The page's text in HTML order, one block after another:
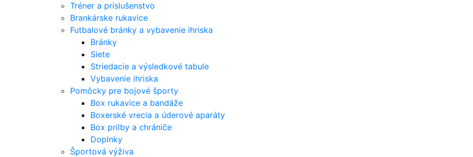
Tréner a príslušenstvo
Brankárske rukavice
Futbalové bránky a vybavenie ihriska
Bránky
Siete
Striedacie a výsledkové tabule
Vybavenie ihriska
Pomôcky pre bojové športy
Box rukavice a bandáže
Boxerské vrecia a úderové aparáty
Box prilby a chrániče
Doplnky
Športová výživa